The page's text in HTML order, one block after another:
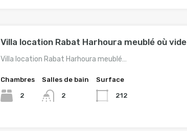
Villa location Rabat Harhoura meublé où vide
Villa location Rabat Harhoura meublé…
Chambres
2
Salles de bain
2
Surface
212